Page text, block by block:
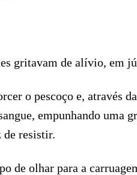
gritavam de alívio, em
o pescoço e, através
empunhando uma
de resistir.
de olhar para a